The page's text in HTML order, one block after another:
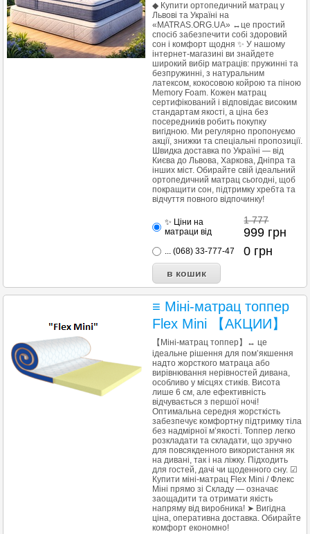
◆ Купити ортопедичний матрац у
Львові та Україні на
«MATRAS.ORG.UA» ↔це простий
спосіб забезпечити собі здоровий
сон і комфорт щодня ✨ У нашому
інтернет-магазині ви знайдете
широкий вибір матраців: пружинні та
безпружинні, з натуральним
латексом, кокосовою койрою та піною
Memory Foam. Кожен матрац
сертифікований і відповідає високим
стандартам якості, а ціна без
посередників робить покупку
вигідною. Ми регулярно пропонуємо
акції, знижки та спеціальні пропозиції.
Швидка доставка по Україні — від
Києва до Львова, Харкова, Дніпра та
інших міст. Обирайте свій ідеальний
ортопедичний матрац сьогодні, щоб
покращити сон, підтримку хребта та
відчуття повного відпочинку!
✨ Ціни на
матраци від
1 777
999 грн
... (068) 33-777-47 0 грн
≡ Міні-матрац топпер
Flex Mini 【АКЦИИ】
【Міні-матрац топпер】↔ це
ідеальне рішення для пом’якшення
надто жорсткого матраца або
вирівнювання нерівностей дивана,
особливо у місцях стиків. Висота
лише 6 см, але ефективність
відчувається з першої ночі!
Оптимальна середня жорсткість
забезпечує комфортну підтримку тіла
без надмірної м’якості. Топпер легко
розкладати та складати, що зручно
для повсякденного використання як
на дивані, так і на ліжку. Підходить
для гостей, дачі чи щоденного сну. ☑
Купити міні-матрац Flex Mini / Флекс
Міні прямо зі Складу — означає
заощадити та отримати якість
напряму від виробника! ➤ Вигідна
ціна, оперативна доставка. Обирайте
комфорт економно!